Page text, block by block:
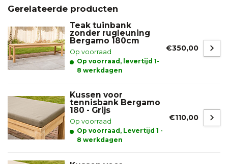
Gerelateerde producten
Teak tuinbank
zonder rugleuning
Bergamo 180cm
Op voorraad
Op voorraad, levertijd 1-
8 werkdagen
€350,00
Kussen voor
tennisbank Bergamo
180 - Grijs
Op voorraad
Op voorraad, Levertijd 1 -
8 werkdagen
€110,00